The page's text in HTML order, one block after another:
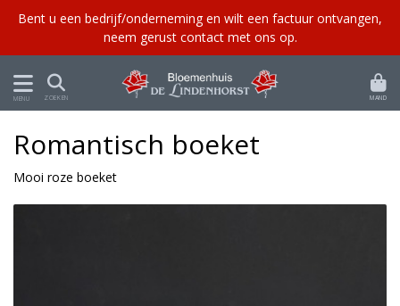
Bent u een bedrijf/onderneming en wilt een factuur ontvangen,
neem gerust contact met ons op.
MENU ZOEKEN MAND
Romantisch boeket
Mooi roze boeket